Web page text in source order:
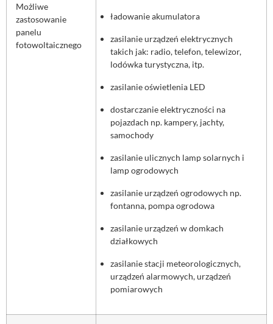
Możliwe
zastosowanie
panelu
fotowoltaicznego
ładowanie akumulatora
zasilanie urządzeń elektrycznych
takich jak: radio, telefon, telewizor,
lodówka turystyczna, itp.
zasilanie oświetlenia LED
dostarczanie elektryczności na
pojazdach np. kampery, jachty,
samochody
zasilanie ulicznych lamp solarnych i
lamp ogrodowych
zasilanie urządzeń ogrodowych np.
fontanna, pompa ogrodowa
zasilanie urządzeń w domkach
działkowych
zasilanie stacji meteorologicznych,
urządzeń alarmowych, urządzeń
pomiarowych